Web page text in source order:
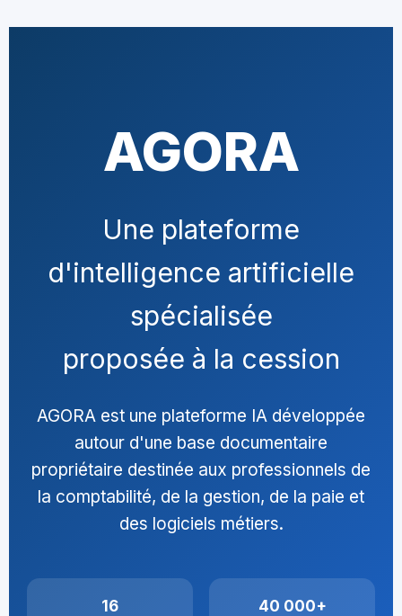
AGORA
Une plateforme
d'intelligence artificielle
spécialisée
proposée à la cession
AGORA est une plateforme IA développée
autour d'une base documentaire
propriétaire destinée aux professionnels de
la comptabilité, de la gestion, de la paie et
des logiciels métiers.
16
40 000+